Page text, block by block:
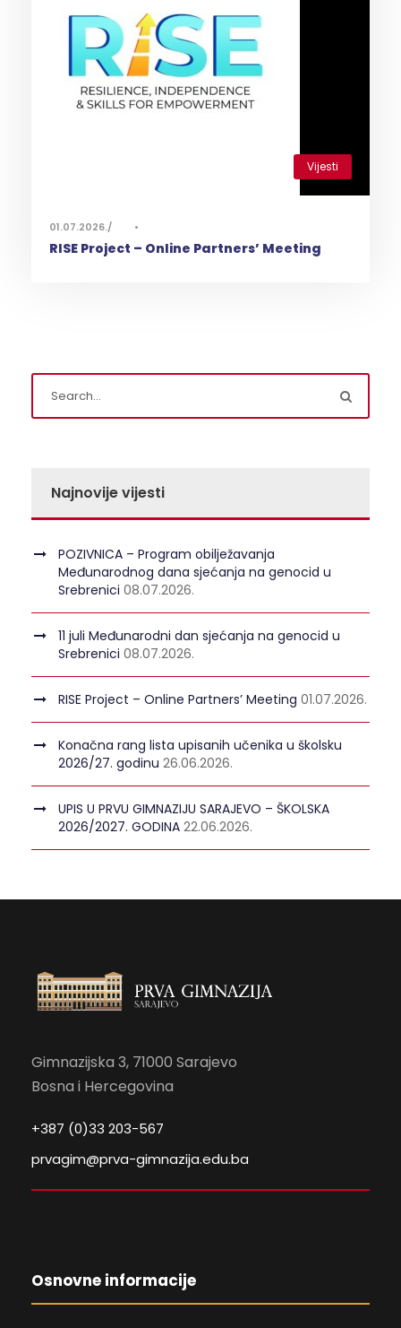
Vijesti
01.07.2026. •
RISE Project – Online Partners’ Meeting
Najnovije vijesti
POZIVNICA – Program obilježavanja
Međunarodnog dana sjećanja na genocid u
Srebrenici 08.07.2026.
11 juli Međunarodni dan sjećanja na genocid u
Srebrenici 08.07.2026.
RISE Project – Online Partners’ Meeting 01.07.2026.
Konačna rang lista upisanih učenika u školsku
2026/27. godinu 26.06.2026.
UPIS U PRVU GIMNAZIJU SARAJEVO – ŠKOLSKA
2026/2027. GODINA 22.06.2026.
Gimnazijska 3, 71000 Sarajevo
Bosna i Hercegovina
+387 (0)33 203-567
prvagim@prva-gimnazija.edu.ba
Osnovne informacije